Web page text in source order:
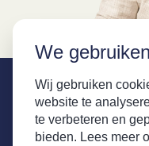
We
Wij gebruiken
website te
te verbeteren en
bieden. Lees meer